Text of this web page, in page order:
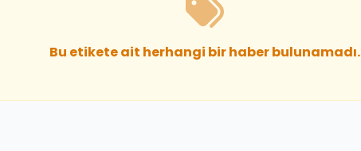
Bu etikete ait herhangi bir haber bulunamadı.